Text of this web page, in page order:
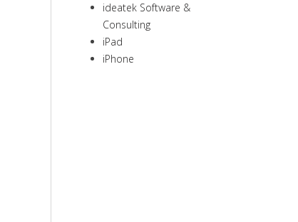
ideatek Software &
Consulting
iPad
iPhone